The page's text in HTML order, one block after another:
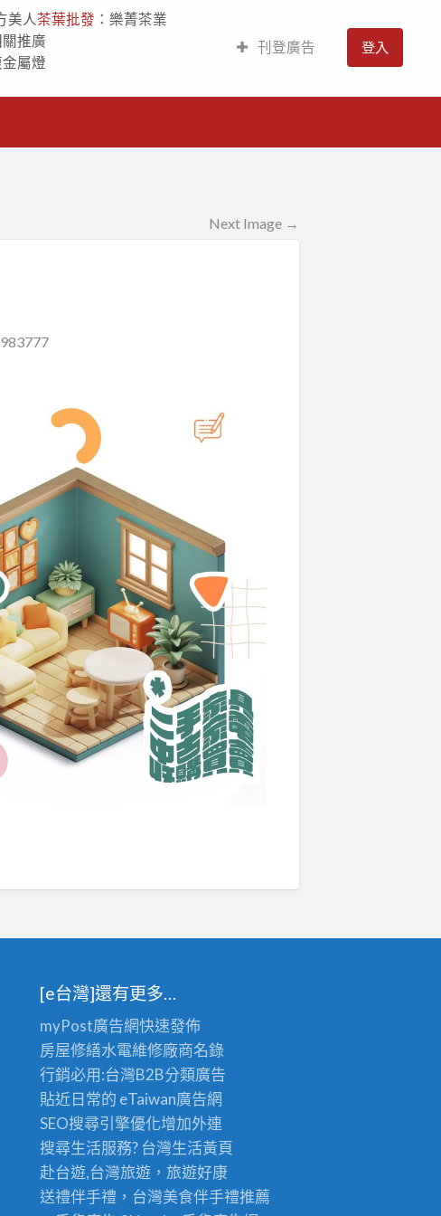
美人茶葉批發 ：樂菁茶業
推廣
金屬燈
刊登廣告 登入
Next Image →
[e台灣]還有更多…
myPost廣告網快速發佈
房屋修繕水電維修廠商名錄
行銷必用:台灣B2B分類廣告
貼近日常的 eTaiwan廣告網
SEO搜尋引擎優化增加外連
搜尋生活服務? 台灣生活黃頁
赴台遊,台灣旅遊 ，旅遊好康
送禮伴手禮，台灣美食伴手禮推薦